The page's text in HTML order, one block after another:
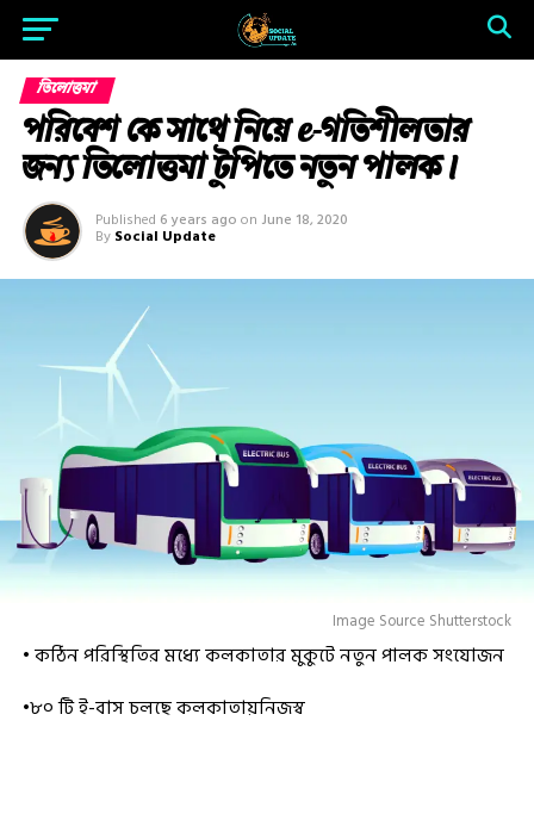
তিলোত্তমা
পরিবেশ কে সাথে নিয়ে e-গতিশীলতার
জন্য তিলোত্তমা টুপিতে নতুন পালক।
Published 6 years ago on June 18, 2020
By Social Update
Image Source Shutterstock
• কঠিন পরিস্থিতির মধ্যে কলকাতার মুকুটে নতুন পালক সংযোজন
•৮০ টি ই-বাস চলছে কলকাতায়নিজস্ব